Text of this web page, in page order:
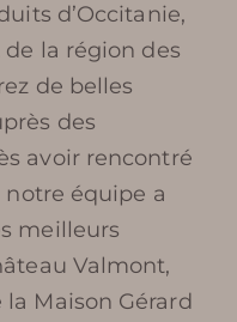
VINEA
d’Occitanie,
la région des
de belles
des
avoir rencontré
notre équipe a
meilleurs
Valmont,
Maison Gérard